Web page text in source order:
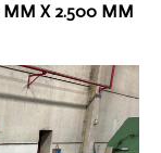
MM X 2.500 MM